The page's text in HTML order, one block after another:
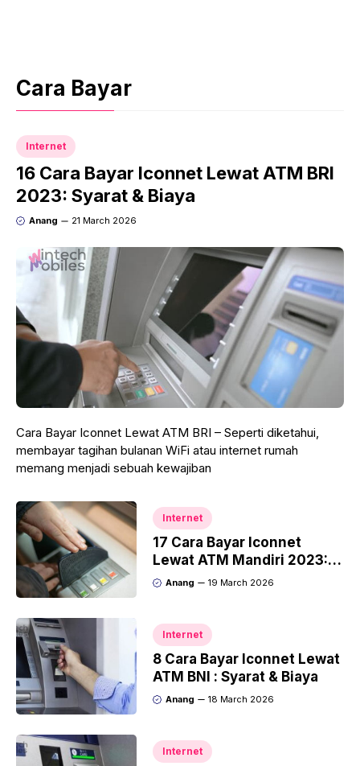
Cara Bayar
Internet
16 Cara Bayar Iconnet Lewat ATM BRI
2023: Syarat & Biaya
Anang 21 March 2026
Cara Bayar Iconnet Lewat ATM BRI – Seperti diketahui,
membayar tagihan bulanan WiFi atau internet rumah
memang menjadi sebuah kewajiban
Internet
17 Cara Bayar Iconnet
Lewat ATM Mandiri 2023:
Syarat & Biaya
Anang 19 March 2026
Internet
8 Cara Bayar Iconnet Lewat
ATM BNI : Syarat & Biaya
Anang 18 March 2026
Internet